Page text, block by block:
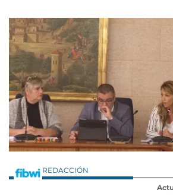
REDACCIÓN